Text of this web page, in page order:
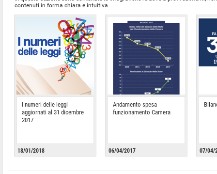
contenuti in forma chiara e intuitiva
I numeri delle leggi
aggiornati al 31 dicembre
2017
18/01/2018
Andamento spesa
funzionamento Camera
06/04/2017 07/04/